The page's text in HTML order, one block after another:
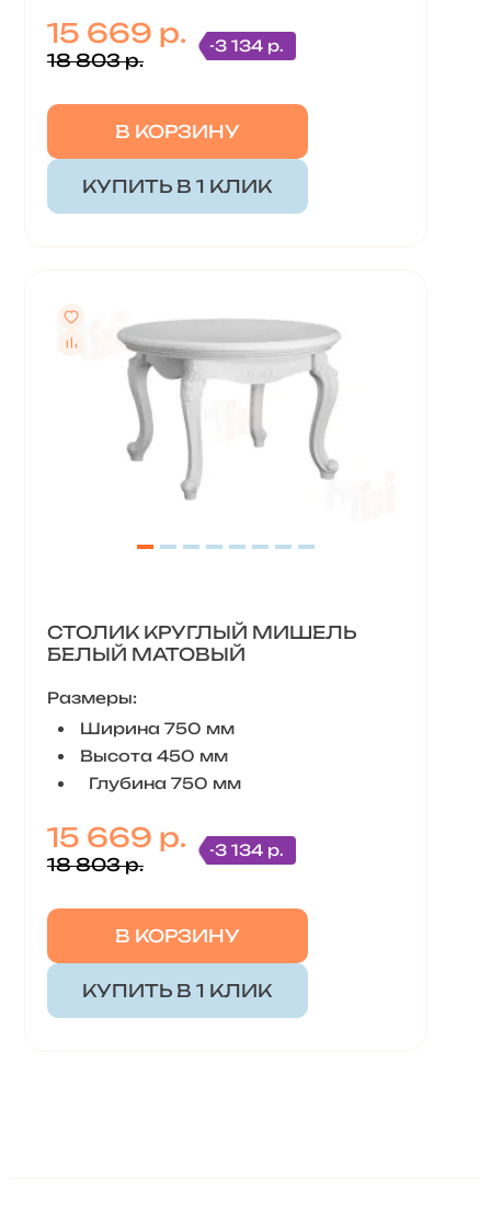
15 669 р.
18 803 р.
-3 134 р.
В КОРЗИНУ
КУПИТЬ В 1 КЛИК
СТОЛИК КРУГЛЫЙ МИШЕЛЬ
БЕЛЫЙ МАТОВЫЙ
Размеры:
Ширина 750 мм
Высота 450 мм
Глубина 750 мм
15 669 р.
18 803 р.
-3 134 р.
В КОРЗИНУ
КУПИТЬ В 1 КЛИК